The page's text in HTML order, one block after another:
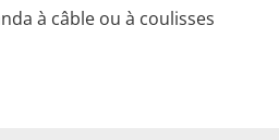
à câble ou à coulisses